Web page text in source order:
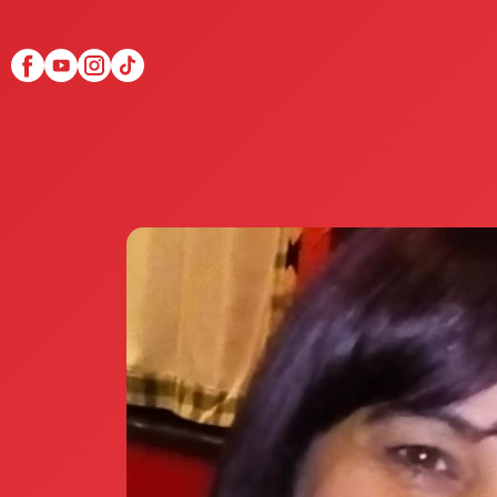
Scopri Club di Più
Le testimonianze
La fondatrice Valeria